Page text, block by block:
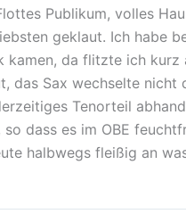
Publikum, volles
geklaut. Ich habe
da flitzte ich kurz
das Sax wechselte nicht
Tenorteil
dass es im OBE
halbwegs fleißig an